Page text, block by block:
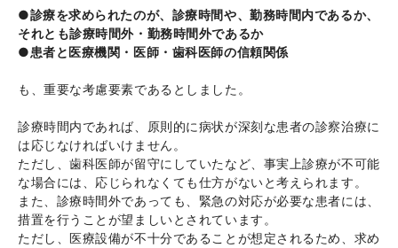
●診療を求められたのが、診療時間や、勤務時間内であるか、
それとも診療時間外・勤務時間外であるか
●患者と医療機関・医師・歯科医師の信頼関係
も、重要な考慮要素であるとしました。
診療時間内であれば、原則的に病状が深刻な患者の診察治療に
は応じなければいけません。
ただし、歯科医師が留守にしていたなど、事実上診療が不可能
な場合には、応じられなくても仕方がないと考えられます。
また、診療時間外であっても、緊急の対応が必要な患者には、
措置を行うことが望ましいとされています。
ただし、医療設備が不十分であることが想定されるため、求め